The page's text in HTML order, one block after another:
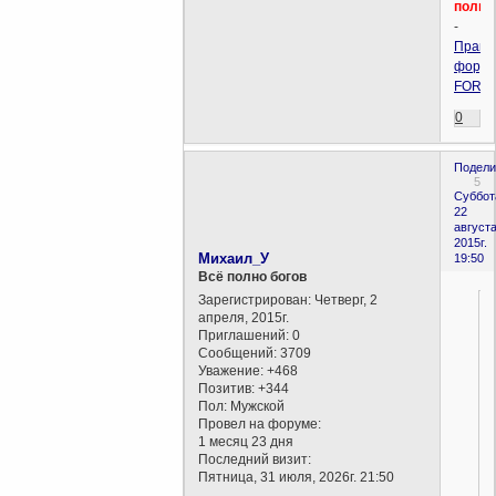
-
0
5
22
2015г.
19:50
Михаил_У
Всё полно богов
Зарегистрирован: Четверг, 2
апреля, 2015г.
Приглашений: 0
Сообщений: 3709
Уважение: +468
Позитив: +344
Пол: Мужской
Провел на форуме:
1 месяц 23 дня
Последний визит:
Пятница, 31 июля, 2026г. 21:50